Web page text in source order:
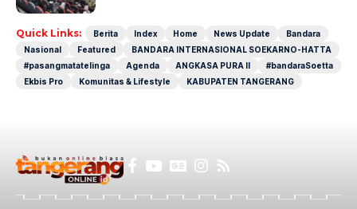
Quick Links: Berita Index Home News Update
Bandara
Nasional
Featured
BANDARA INTERNASIONAL SOEKARNO-HATTA
#pasangmatatelinga
Agenda ANGKASA PURA II
#bandaraSoetta
Ekbis Pro
Komunitas & Lifestyle KABUPATEN TANGERANG